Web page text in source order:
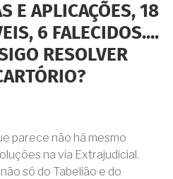
MENORES
DE
IDADE.
ESSE
INVENTÁRIO
PODE
SER
EXTRAJUDICIAL?
E APLICAÇÕES, 18
6 FALECIDOS....
RESOLVER
parece não há mesmo
na via Extrajudicial.
só do Tabelião e do